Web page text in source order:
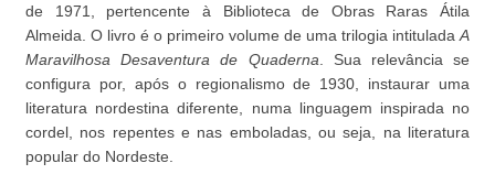
de 1971, pertencente à Biblioteca de Obras Raras Átila
Almeida. O livro é o primeiro volume de uma trilogia intitulada A
Maravilhosa Desaventura de Quaderna
Sua relevância se
configura por, após o regionalismo de 1930, instaurar uma
literatura nordestina diferente, numa linguagem inspirada no
cordel, nos repentes e nas emboladas, ou seja, na literatura
popular do Nordeste.